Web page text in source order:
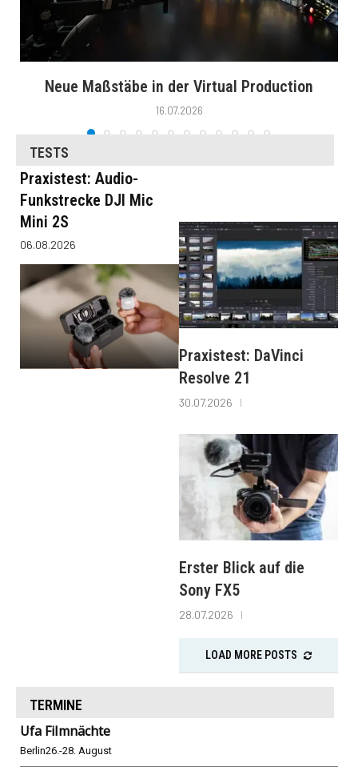
Neue Maßstäbe in der Virtual Production
16.07.2026
TESTS
Praxistest: Audio-
Funkstrecke DJI Mic
Mini 2S
06.08.2026
Praxistest: DaVinci
Resolve 21
30.07.2026
Erster Blick auf die
Sony FX5
28.07.2026
LOAD MORE POSTS
TERMINE
Ufa Filmnächte
Berlin26.-28. August